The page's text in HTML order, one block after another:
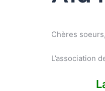
L’association